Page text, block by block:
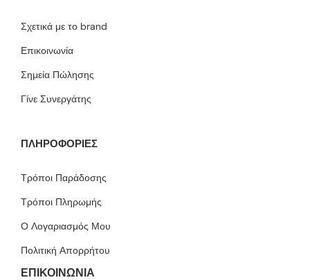
Σχετικά με το brand
Επικοινωνία
Σημεία Πώλησης
Γίνε Συνεργάτης
ΠΛΗΡΟΦΟΡΙΕΣ
Τρόποι Παράδοσης
Τρόποι Πληρωμής
Ο Λογαριασμός Μου
Πολιτική Απορρήτου
ΕΠΙΚΟΙΝΩΝΙΑ